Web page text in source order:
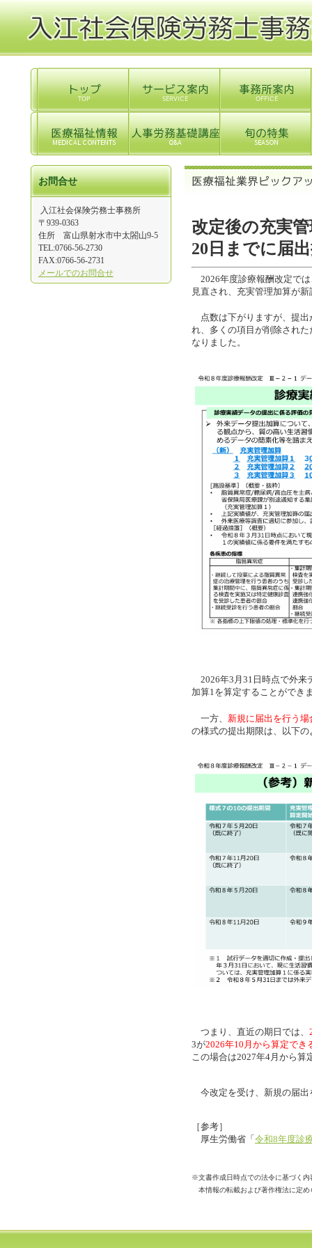
改定後の充実
20日までに届
2026年度診療報酬改定で
見直され、充実管理加算が
点数は下がりますが、提出
れ、多くの項目が削除され
なりました。
2026年3月31日時点で外来
加算1を算定することができ
一方、 新規に届出を行う場
の様式の提出期限は、以下
つまり、直近の期日では、
3が2026年10月から算定でき
この場合は2027年4月から算
今改定を受け、新規の届出
［参考］
厚生労働省「 令和8年度診
※文書作成日時点での法令に基づく内
本情報の転載および著作権法に定め
お問合せ
入江社会保険労務士事務所
〒939-0363
住所 富山県射水市中太閤山9-5
TEL:0766-56-2730
FAX:0766-56-2731
メールでのお問合せ